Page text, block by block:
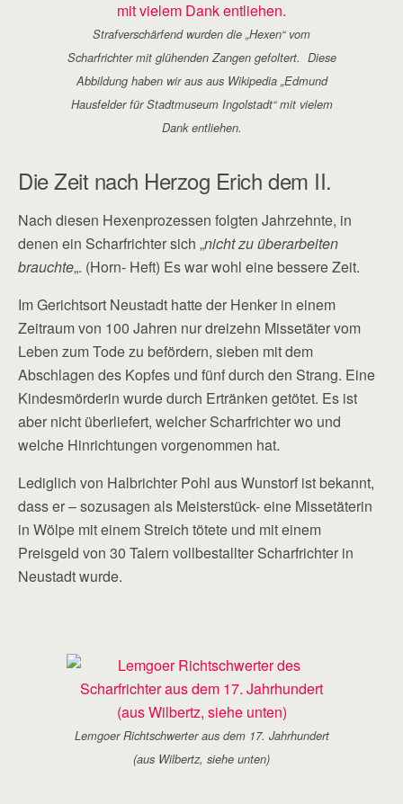
Strafverschärfend wurden die „Hexen“ vom
Scharfrichter mit glühenden Zangen gefoltert. Diese
Abbildung haben wir aus aus Wikipedia „Edmund
Hausfelder für Stadtmuseum Ingolstadt“ mit vielem
Dank entliehen.
Die Zeit nach Herzog Erich dem II.
Nach diesen Hexenprozessen folgten Jahrzehnte, in
denen ein Scharfrichter sich „nicht zu überarbeiten
brauchte„. (Horn- Heft) Es war wohl eine bessere Zeit.
Im Gerichtsort Neustadt hatte der Henker in einem
Zeitraum von 100 Jahren nur dreizehn Missetäter vom
Leben zum Tode zu befördern, sieben mit dem
Abschlagen des Kopfes und fünf durch den Strang. Eine
Kindesmörderin wurde durch Ertränken getötet. Es ist
aber nicht überliefert, welcher Scharfrichter wo und
welche Hinrichtungen vorgenommen hat.
Lediglich von Halbrichter Pohl aus Wunstorf ist bekannt,
dass er – sozusagen als Meisterstück- eine Missetäterin
in Wölpe mit einem Streich tötete und mit einem
Preisgeld von 30 Talern vollbestallter Scharfrichter in
Neustadt wurde.
Lemgoer Richtschwerter aus dem 17. Jahrhundert
(aus Wilbertz, siehe unten)